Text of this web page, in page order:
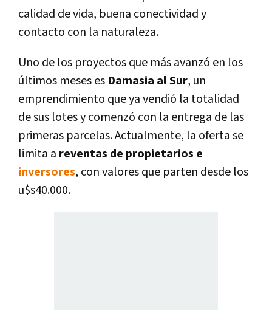
calidad de vida, buena conectividad y
contacto con la naturaleza.
Uno de los proyectos que más avanzó en los
últimos meses es Damasia al Sur, un
emprendimiento que ya vendió la totalidad
de sus lotes y comenzó con la entrega de las
primeras parcelas. Actualmente, la oferta se
limita a reventas de propietarios e
inversores, con valores que parten desde los
u$s40.000.